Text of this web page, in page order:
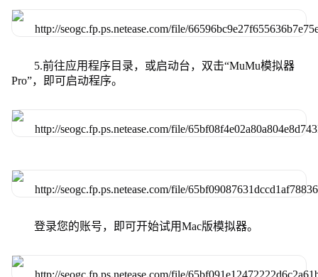
5.前往应用程序目录，或启动台，双击“MuMu模拟器
Pro”，即可启动程序。
登录您的账号，即可开始试用Mac版模拟器。